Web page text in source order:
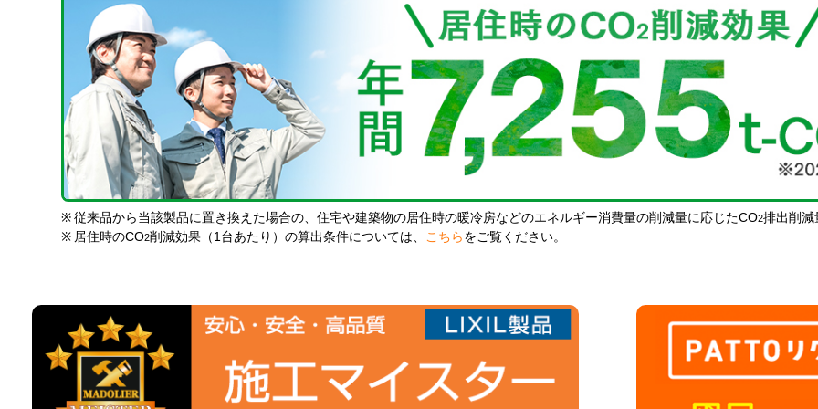
※ 従来品から当該製品に置き換えた場合の、住宅や建築物の居住時の暖冷房などのエネルギー消費量の削減量に応じたCO2排出削減
※ 居住時のCO2削減効果（1台あたり）の算出条件については、 こちら をご覧ください。